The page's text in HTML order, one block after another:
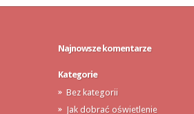
Najnowsze komentarze
Kategorie
Bez kategorii
Jak dobrać oświetlenie